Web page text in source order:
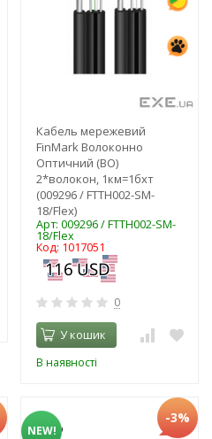
Кабель мережевий
FinMark Волоконно
Оптичний (ВО)
2*волокон, 1км=1бхт
(009296 / FTTH002-SM-
18/Flex)
Арт: 009296 / FTTH002-SM-
18/Flex
Код: 1017051
0
У кошик
В наявності
NEW!
-3%